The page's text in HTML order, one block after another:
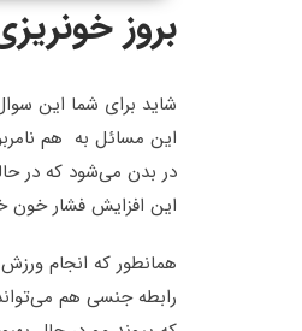
بروز
شاید برای شما این
این مسائل به هم
در بدن می‌شود که در
این افزایش فشار
همانطور که انجام
رابطه جنسی هم